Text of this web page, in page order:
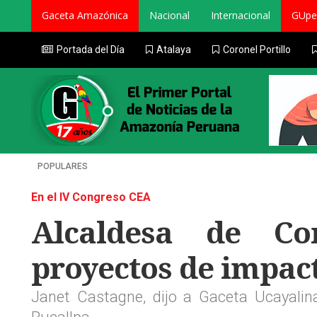
Gaceta Amazónica Nacional Internacional
Portada del Día Atalaya Coronel Portillo
POPULARES
En el IV Congreso CEA
Alcaldesa de
proyectos de
Janet Castagne, dijo a Gaceta